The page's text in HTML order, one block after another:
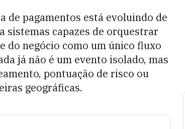
de pagamentos está evoluindo de
sistemas capazes de orquestrar
do negócio como um único fluxo
já não é um evento isolado, mas
pontuação de risco ou
geográficas.